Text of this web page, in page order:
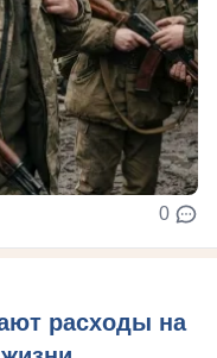
0
расходы на